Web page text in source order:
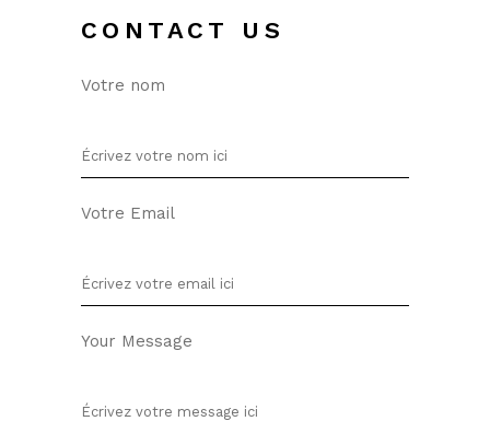
CONTACT US
Votre nom
Votre Email
Your Message